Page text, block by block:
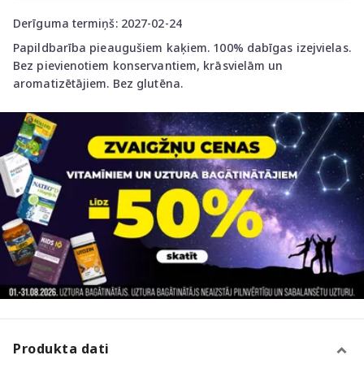
Derīguma termiņš: 2027-02-24
Papildbarība pieaugušiem kaķiem. 100% dabīgas izejvielas.
Bez pievienotiem konservantiem, krāsvielām un
aromatizētājiem. Bez glutēna.
Produkta dati